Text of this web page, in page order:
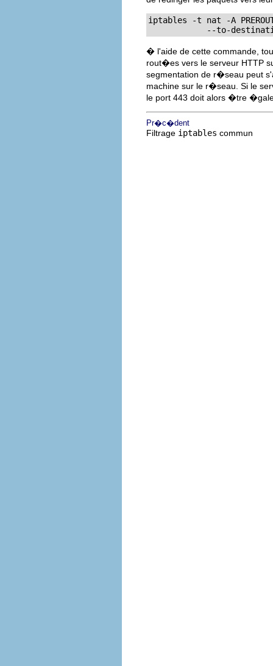
iptables -t nat -A
--to-
� l'aide de cette commande,
rout�es vers le serveur HTTP
segmentation de r�seau peut
machine sur le r�seau. Si le
le port 443 doit alors �tre
Pr�c�dent
Filtrage iptables commun